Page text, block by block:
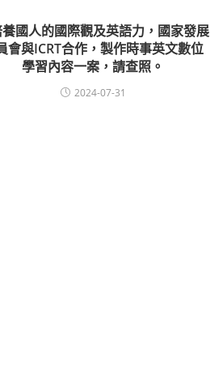
國人的國際觀及英語力，國家發展
會與ICRT合作，製作時事英文數位
學習內容一案，請查照。
2024-07-31